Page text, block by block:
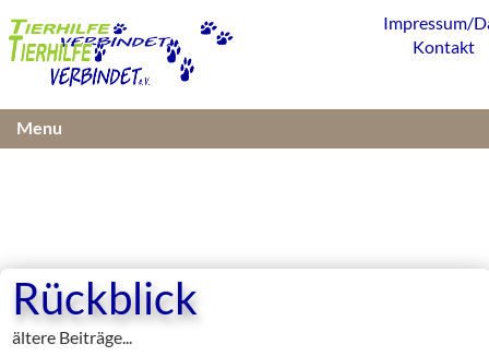
Rückblick
ältere Beiträge...
Impressum/
Kontakt
Menu